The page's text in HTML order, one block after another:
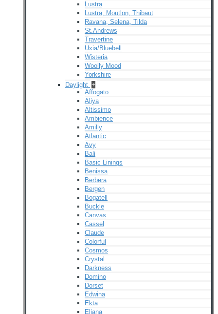
Lustra
Lustra, Moutlon, Thibaut
Ravana, Selena, Tilda
St.Andrews
Travertine
Uxia/Bluebell
Wisteria
Woolly Mood
Yorkshire
Daylight +
Affogato
Aliya
Altissimo
Ambience
Amilly
Atlantic
Avy
Bali
Basic Linings
Benissa
Berbera
Bergen
Bogatell
Buckle
Canvas
Cassel
Claude
Colorful
Cosmos
Crystal
Darkness
Domino
Dorset
Edwina
Ekta
Eliana